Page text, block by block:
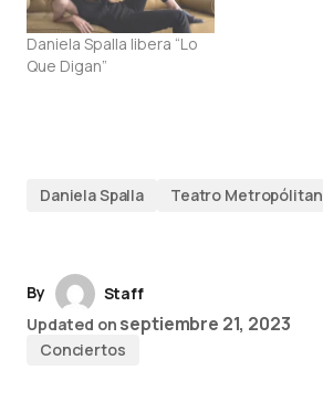
Daniela Spalla libera “Lo
Que Digan”
Daniela Spalla Teatro Metropólitan
By
Staff
Updated on septiembre 21, 2023
Conciertos